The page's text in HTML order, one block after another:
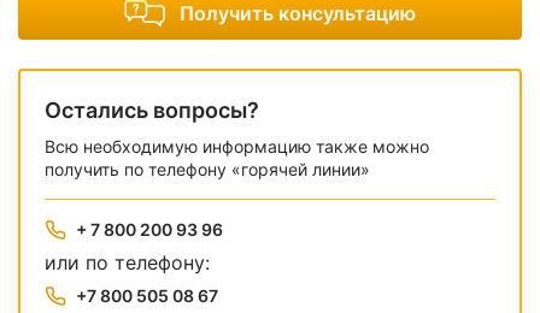
Получить консультацию
Остались вопросы?
Всю необходимую информацию также можно
получить по телефону «горячей линии»
+ 7 800 200 93 96
или по телефону:
+7 800 505 08 67